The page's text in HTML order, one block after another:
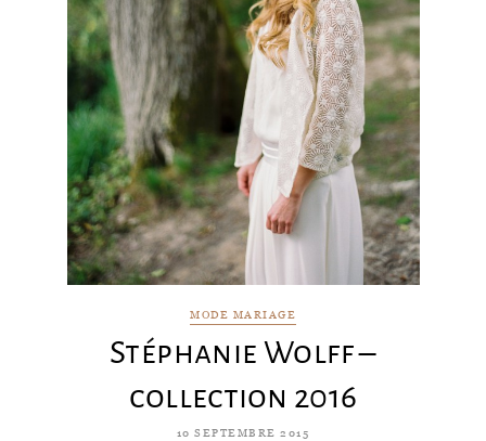
MODE MARIAGE
Stéphanie Wolff –
collection 2016
10 SEPTEMBRE 2015